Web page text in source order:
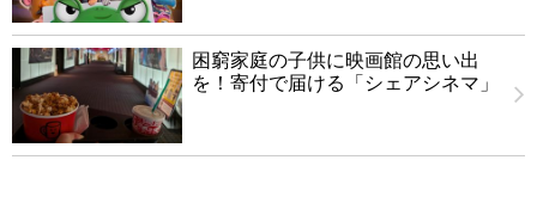
困窮家庭の子供に映画館の思い出
を！寄付で届ける「シェアシネマ」